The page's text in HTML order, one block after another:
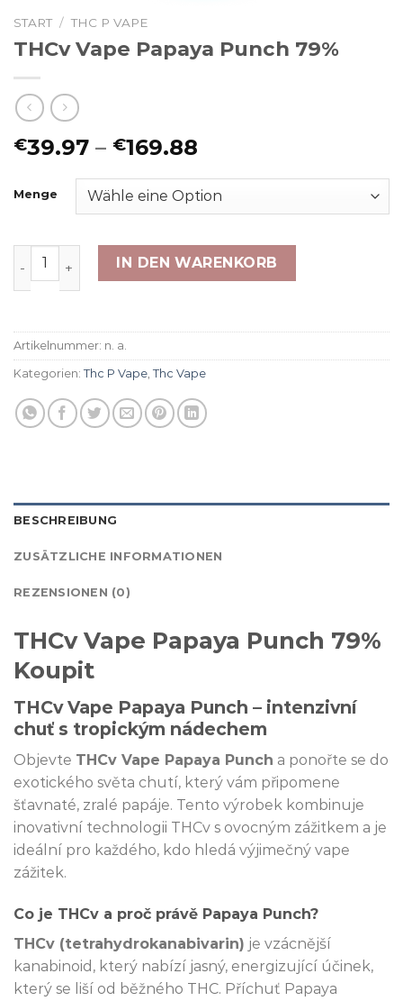
START / THC P VAPE
THCv Vape Papaya Punch 79%
€39.97 – €169.88
bis
€169.88
Menge
THCv Vape Papaya Punch 79% Menge
IN DEN WARENKORB
Artikelnummer: n. a.
Kategorien: Thc P Vape Thc Vape
BESCHREIBUNG
ZUSÄTZLICHE INFORMATIONEN
REZENSIONEN (0)
THCv Vape Papaya Punch 79%
Koupit
THCv Vape Papaya Punch – intenzivní
chuť s tropickým nádechem
Objevte THCv Vape Papaya Punch a ponořte se do
exotického světa chutí, který vám připomene
šťavnaté, zralé papáje. Tento výrobek kombinuje
inovativní technologii THCv s ovocným zážitkem a je
ideální pro každého, kdo hledá výjimečný vape
zážitek.
Co je THCv a proč právě Papaya Punch?
THCv (tetrahydrokanabivarin) je vzácnější
kanabinoid, který nabízí jasný, energizující účinek,
který se liší od běžného THC. Příchuť Papaya